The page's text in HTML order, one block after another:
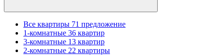
Все квартиры 71 предложение
1-комнатные 36 квартир
3-комнатные 13 квартир
2-комнатные 22 квартиры